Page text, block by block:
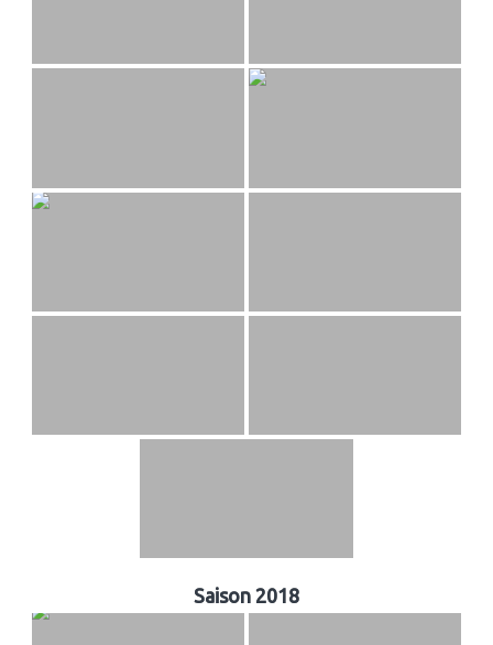
Saison 2018